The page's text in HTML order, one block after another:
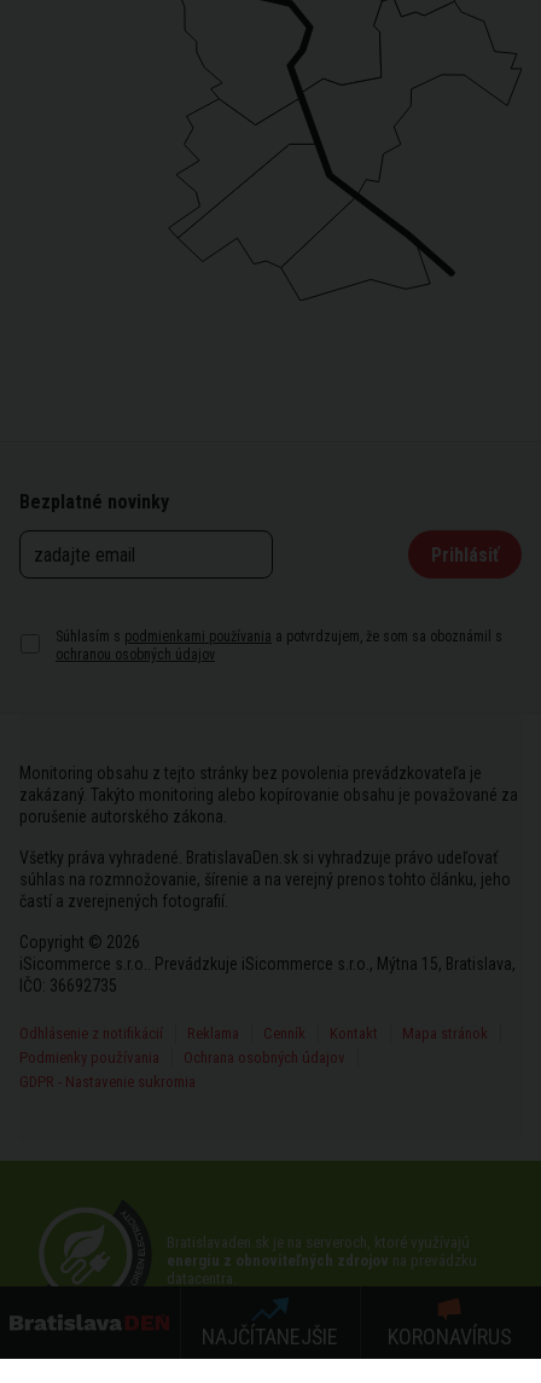
NAJČÍTANEJŠIE KORONAVÍRUS
Bezplatné novinky
Prihlásiť
Súhlasím s podmienkami používania a potvrdzujem, že som sa oboznámil s
ochranou osobných údajov
Monitoring obsahu z tejto stránky bez povolenia prevádzkovateľa je
zakázaný. Takýto monitoring alebo kopírovanie obsahu je považované za
porušenie autorského zákona.
Všetky práva vyhradené. BratislavaDen.sk si vyhradzuje právo udeľovať
súhlas na rozmnožovanie, šírenie a na verejný prenos tohto článku, jeho
častí a zverejnených fotografií.
Copyright © 2026
iSicommerce s.r.o.. Prevádzkuje iSicommerce s.r.o., Mýtna 15, Bratislava,
IČO: 36692735
Odhlásenie z notifikácií Reklama Cenník Kontakt
Mapa stránok
Podmienky používania
Ochrana osobných údajov
GDPR - Nastavenie sukromia
Bratislavaden.sk je na serveroch, ktoré využívajú
energiu z obnoviteľných zdrojov na prevádzku
datacentra.